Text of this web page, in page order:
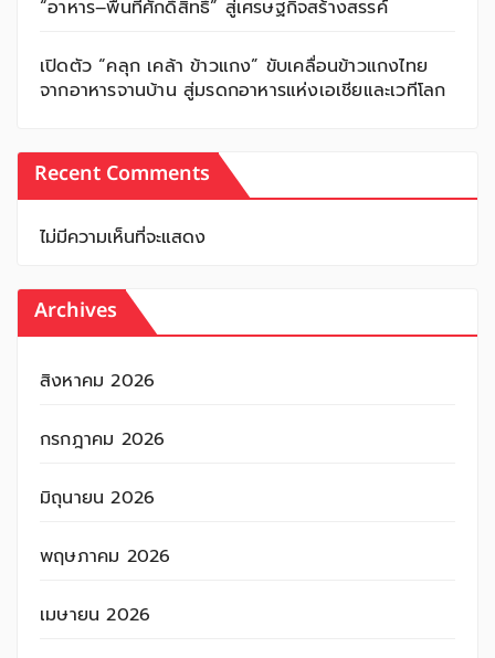
“อาหาร–พื้นที่ศักดิ์สิทธิ์” สู่เศรษฐกิจสร้างสรรค์
เปิดตัว “คลุก เคล้า ข้าวแกง” ขับเคลื่อนข้าวแกงไทย
จากอาหารจานบ้าน สู่มรดกอาหารแห่งเอเชียและเวทีโลก
Recent Comments
ไม่มีความเห็นที่จะแสดง
Archives
สิงหาคม 2026
กรกฎาคม 2026
มิถุนายน 2026
พฤษภาคม 2026
เมษายน 2026